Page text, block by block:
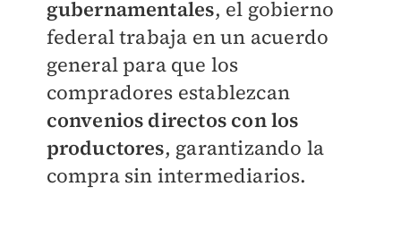
gubernamentales, el gobierno
federal trabaja en un acuerdo
general para que los
compradores establezcan
convenios directos con los
productores, garantizando la
compra sin intermediarios.